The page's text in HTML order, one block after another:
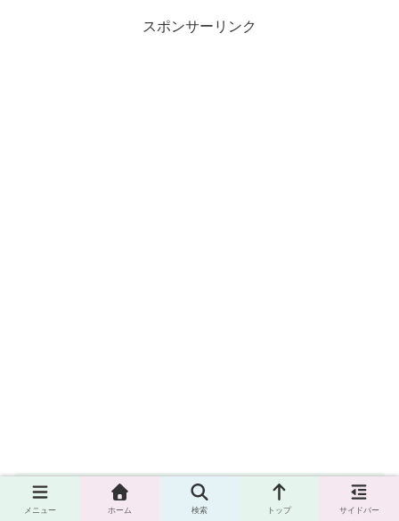
スポンサーリンク
【2023年度】三重県のおすすめマラソ
メニュー ホーム 検索 トップ サイドバー